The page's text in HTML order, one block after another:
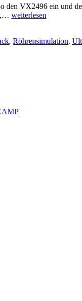
VX2496 ein und
DIE
STARK
VX2496
weiterlesen
, Röhrensimulation,